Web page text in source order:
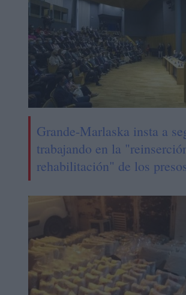
Grande-Marlaska insta a
trabajando en la
rehabilitación" de los